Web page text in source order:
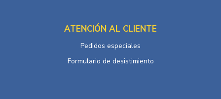
ATENCIÓN AL CLIENTE
Pedidos especiales
Formulario de desistimiento